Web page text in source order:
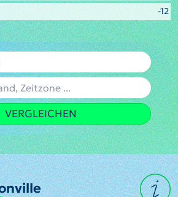
-12
VERGLEICHEN